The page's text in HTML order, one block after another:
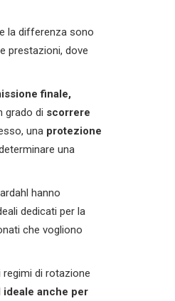
la differenza sono
prestazioni, dove
finale,
grado di scorrere
una protezione
una
hanno
dedicati per la
che vogliono
di rotazione
anche per